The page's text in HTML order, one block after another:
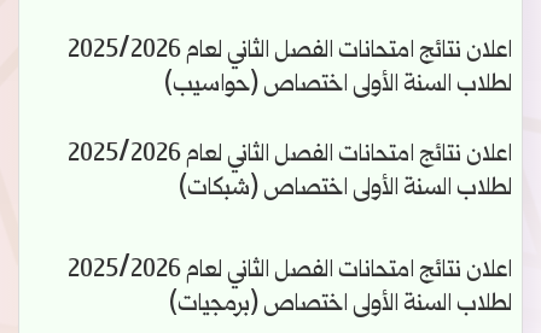
اعلان نتائج امتحانات الفصل الثاني لعام 2025/2026
لطلاب السنة الأولى اختصاص (حواسيب)
اعلان نتائج امتحانات الفصل الثاني لعام 2025/2026
لطلاب السنة الأولى اختصاص (شبكات)
اعلان نتائج امتحانات الفصل الثاني لعام 2025/2026
لطلاب السنة الأولى اختصاص (برمجيات)